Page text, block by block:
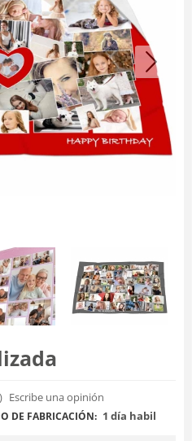
) Escribe una opinión
DE FABRICACIÓN: 1 día habil